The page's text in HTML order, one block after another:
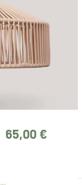
65,00 €